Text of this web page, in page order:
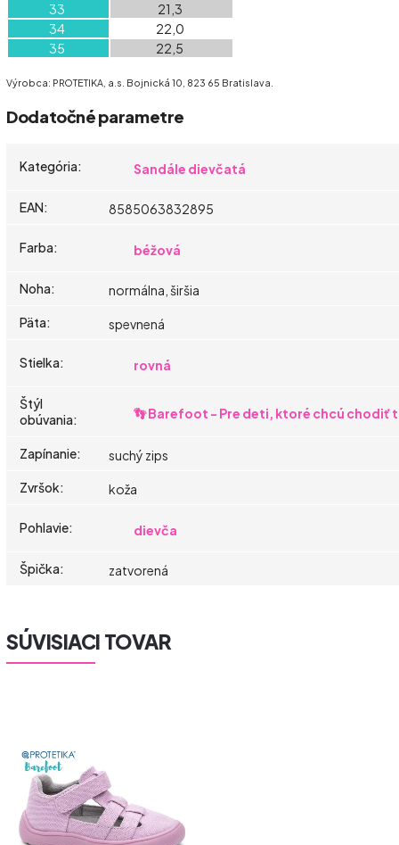
33
21,3
34
22,0
35
22,5
Výrobca: PROTETIKA, a.s. Bojnická 10, 823 65 Bratislava.
Dodatočné parametre
Kategória: Sandále dievčatá
EAN: 8585063832895
Farba: béžová
Noha:
normálna, širšia
Päta: spevnená
Stielka: rovná
Štýl
obúvania: 👣 Barefoot - Pre deti, ktoré chcú chodiť
Zapínanie:
suchý zips
Zvršok: koža
Pohlavie: dievča
Špička: zatvorená
SÚVISIACI TOVAR